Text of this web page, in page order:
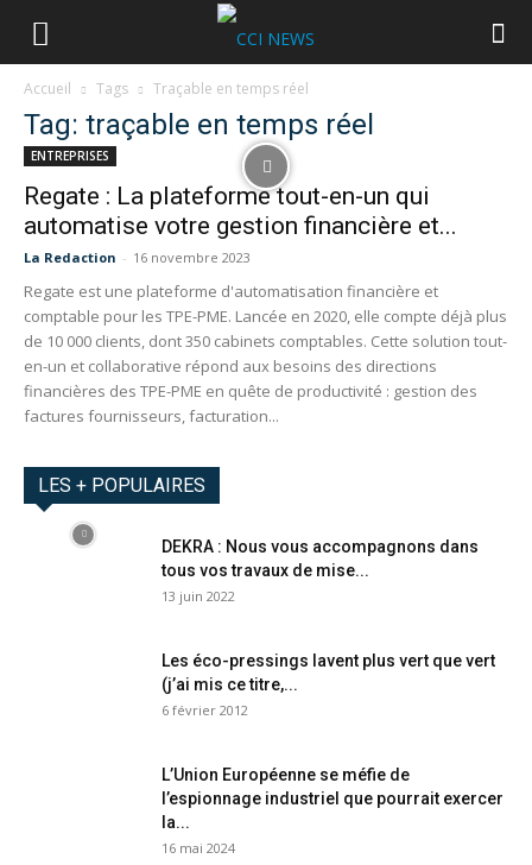
Accueil Tags Traçable en temps réel
Tag: traçable en temps réel
ENTREPRISES
Regate : La plateforme tout-en-un qui
automatise votre gestion financière et...
La Redaction - 16 novembre 2023
Regate est une plateforme d'automatisation financière et
comptable pour les TPE-PME. Lancée en 2020, elle compte déjà plus
de 10 000 clients, dont 350 cabinets comptables. Cette solution tout-
en-un et collaborative répond aux besoins des directions
financières des TPE-PME en quête de productivité : gestion des
factures fournisseurs, facturation...
LES + POPULAIRES
DEKRA : Nous vous accompagnons dans
tous vos travaux de mise...
13 juin 2022
Les éco-pressings lavent plus vert que vert
(j’ai mis ce titre,...
6 février 2012
L’Union Européenne se méfie de
l’espionnage industriel que pourrait exercer
la...
16 mai 2024